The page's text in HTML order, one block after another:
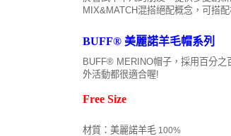
MIX&MATCH混搭絕配概念，可搭
BUFF® 美麗諾羊毛帽系列
BUFF® MERINO帽子，採用百分之
外活動都很適合喔!
Free Size
材質 ：美麗諾羊毛 100%